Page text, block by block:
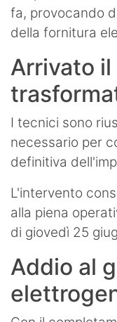
fa, provocando
della fornitura
Arrivato il
I tecnici sono
necessario per
definitiva
L'intervento
alla piena
di giovedì 25
Addio al